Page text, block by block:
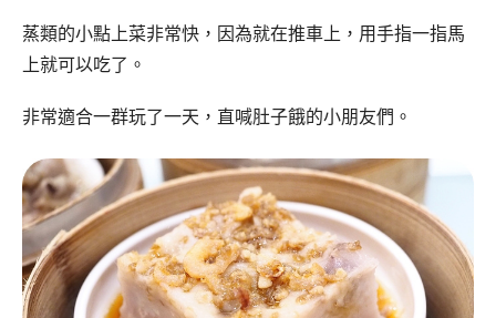
蒸類的小點上菜非常快，因為就在推車上，用手指一指馬
上就可以吃了。
非常適合一群玩了一天，直喊肚子餓的小朋友們。